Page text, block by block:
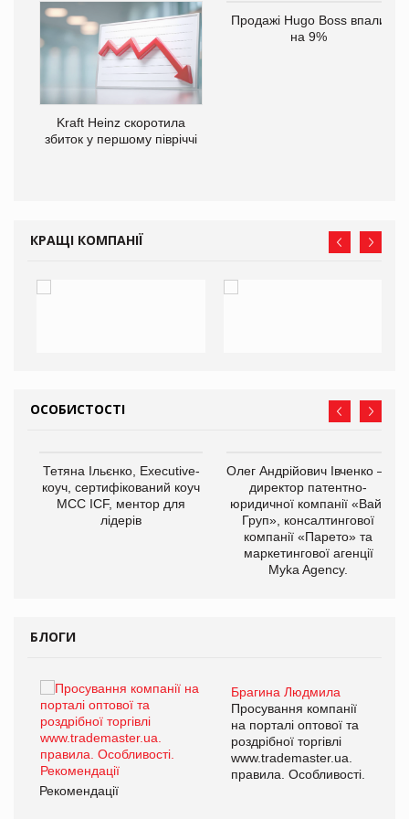
Kraft Heinz скоротила
збиток у першому півріччі
Продажі Hugo Boss впали
на 9%
КРАЩІ КОМПАНІЇ
ОСОБИСТОСТІ
Тетяна Ільєнко, Executive-
коуч, сертифікований коуч
МСС ICF, ментор для
лідерів
Олег Андрійович Івченко —
директор патентно-
юридичної компанії «Вайз
Груп», консалтингової
компанії «Парето» та
маркетингової агенції
Myka Agency.
БЛОГИ
Брагина Людмила
Просування компанії
на порталі оптової та
роздрібної торгівлі
www.trademaster.ua.
правила. Особливості.
Рекомендації